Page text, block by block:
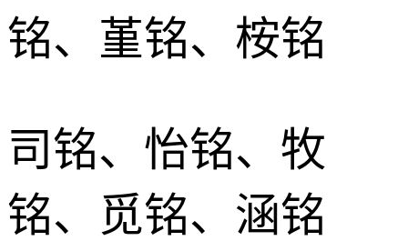
铭、堇铭、桉铭
司铭、怡铭、牧
铭、觅铭、涵铭